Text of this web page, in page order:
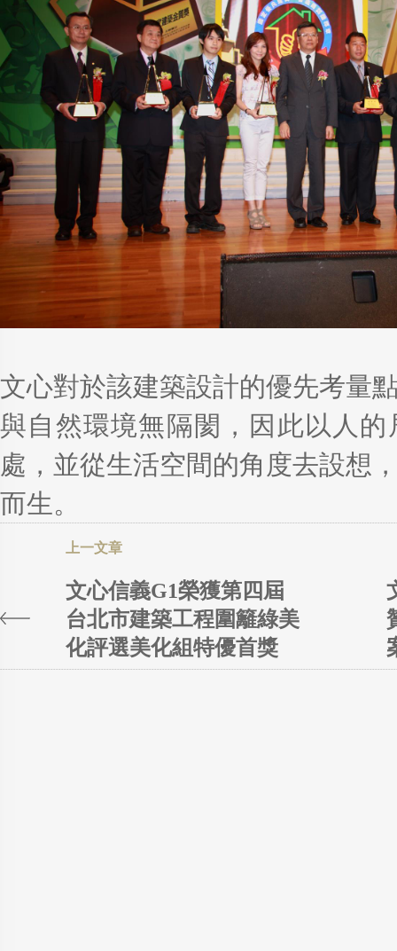
文心對於該建築設計的優先考量
與自然環境無隔閡，因此以人
處，並從生活空間的角度去設想
而生。
文心信義G1榮獲第四屆
台北市建築工程圍籬綠美
化評選美化組特優首獎